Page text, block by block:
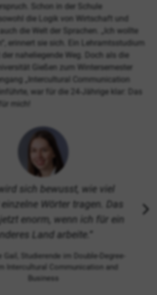
Schon in der Schule
die Logik von Wirtschaft und
die Welt der Sprachen. „Ich wollte
erinnert sie sich. Ein Lehramtsstudium
naheliegende Weg. Doch als die
Gießen zum Wintersemester
„Intercultural Communication
war für die 24-Jährige klar: Das
mich!
sich bewusst, wie viel
einzelne Wörter tragen. Das
enorm, wenn ich für ein
Land arbeite.
Gail, Studierende im Double-Degree-
Intercultural Communication and
Business